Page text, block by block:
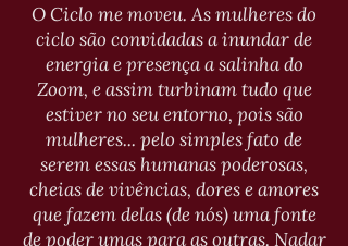
O Ciclo me moveu. As mulheres do
ciclo são convidadas a inundar de
energia e presença a salinha do
Zoom, e assim turbinam tudo que
estiver no seu entorno, pois são
mulheres... pelo simples fato de
serem essas humanas poderosas,
cheias de vivências, dores e amores
que fazem delas (de nós) uma fonte
de poder umas para as outras. Nadar